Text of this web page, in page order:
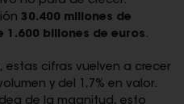
30.400 millones de
billones de euros .
estas cifras vuelven a crecer
y del 1,7% en valor.
de la magnitud, esto